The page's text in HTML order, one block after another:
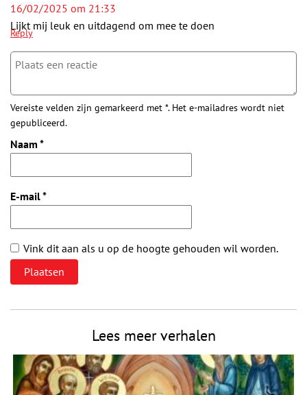
16/02/2025 om 21:33
Lijkt mij leuk en uitdagend om mee te doen
Reply
Vereiste velden zijn gemarkeerd met *. Het e-mailadres wordt niet
gepubliceerd.
Naam *
E-mail*
Vink dit aan als u op de hoogte gehouden wil worden.
Lees meer verhalen